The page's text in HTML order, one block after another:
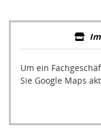
Um ein
Sie Google Maps